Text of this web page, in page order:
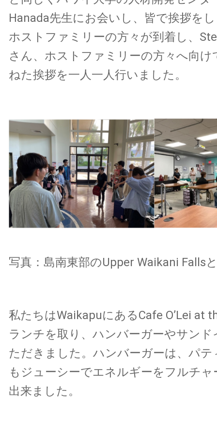
Hanada先生にお会いし、皆で挨拶を
ホストファミリーの方々が到着し、
さん、ホストファミリーの方々へ向け
ねた挨拶を一人一人行いました。
写真：島南東部のUpper Waikani Falls
私たちはWaikapuにあるCafe O’Lei at
ランチを取り、ハンバーガーやサン
ただきました。ハンバーガーは、パ
もジューシーでエネルギーをフルチ
出来ました。